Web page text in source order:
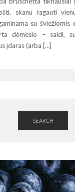
skanu ragauti
su šviežiomis
dėmesio – saldi,
įdaras (arba […]
SEARCH